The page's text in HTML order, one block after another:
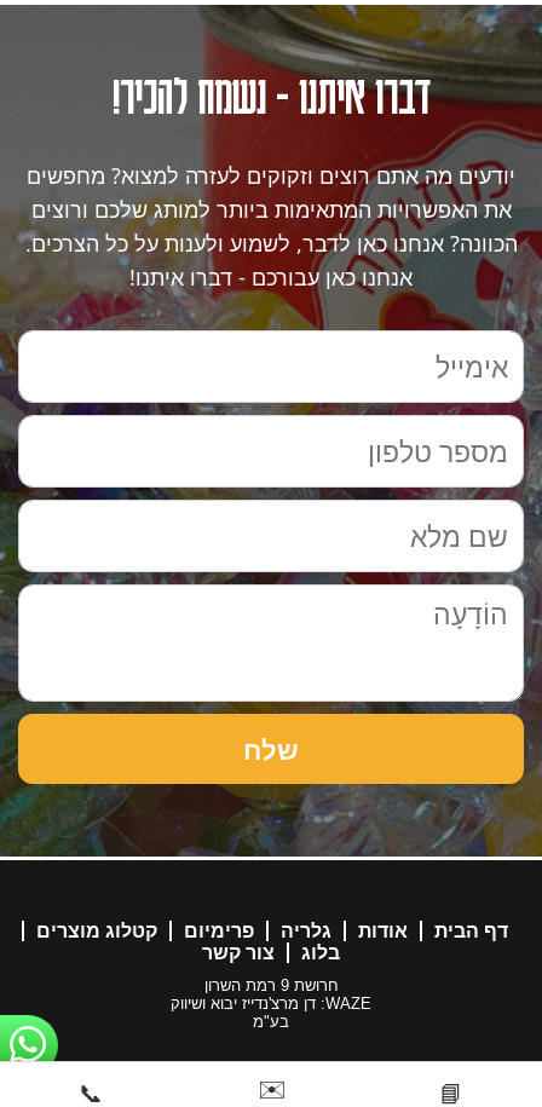
דברו איתנו - נשמח להכיר!
יודעים מה אתם רוצים וזקוקים לעזרה למצוא? מחפשים
את האפשרויות המתאימות ביותר למותג שלכם ורוצים
הכוונה? אנחנו כאן לדבר, לשמוע ולענות על כל הצרכים.
אנחנו כאן עבורכם - דברו איתנו!
דף הבית אודות גלריה פרימיום
קטלוג מוצרים
בלוג
צור קשר
חרושת 9 רמת השרון
WAZE: דן מרצ'נדייז יבוא ושיווק
בע"מ
📘
✉️
📞